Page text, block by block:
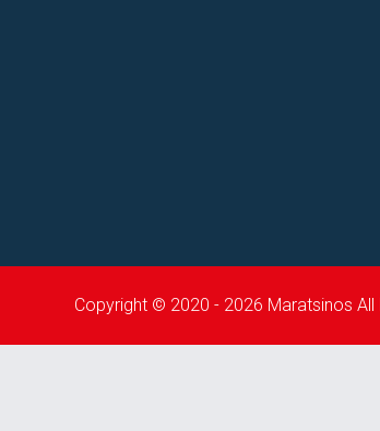
Copyright © 2020 - 2026 Maratsinos All